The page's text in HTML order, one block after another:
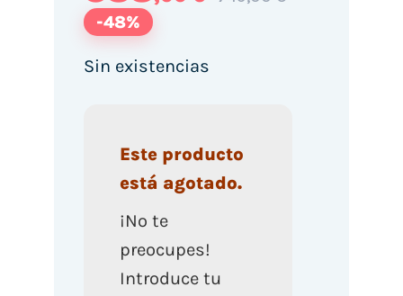
-48%
Sin existencias
Este producto
está agotado.
¡No te
preocupes!
Introduce tu